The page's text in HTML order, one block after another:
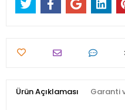
Ürün Açıklaması Garanti